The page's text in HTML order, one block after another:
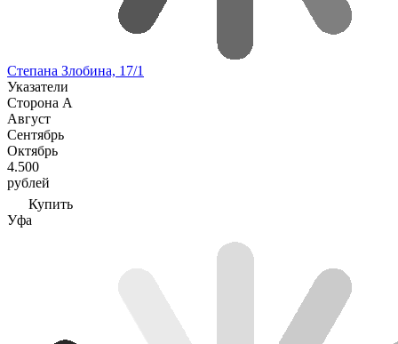
Степана Злобина, 17/1
Указатели
Сторона А
Август
Сентябрь
Октябрь
4.500
рублей
Купить
Уфа